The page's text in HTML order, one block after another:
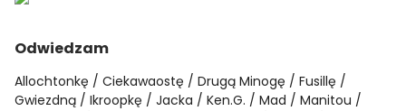
Odwiedzam
Allochtonkę Ciekawaostę Drugą Minogę
Fusillę
Gwiezdną
Ikroopkę Jacka Ken.G. Mad
Manitou